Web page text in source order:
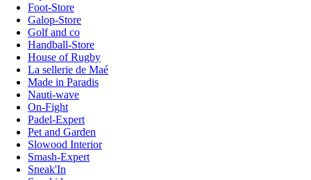
Foot-Store
Galop-Store
Golf and co
Handball-Store
House of Rugby
La sellerie de Maé
Made in Paradis
Nauti-wave
On-Fight
Padel-Expert
Pet and Garden
Slowood Interior
Smash-Expert
Sneak'In